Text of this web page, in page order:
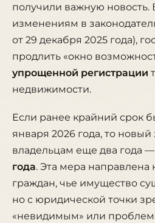
получили важную новость.
изменениям в
от 29 декабря 2025 года),
продлить «окно
упрощенной регистрации
недвижимости.
Если ранее крайний срок
января 2026 года, то новый
владельцам еще два года
года. Эта мера направлена
граждан, чье имущество
но с юридической точки
«невидимым» или